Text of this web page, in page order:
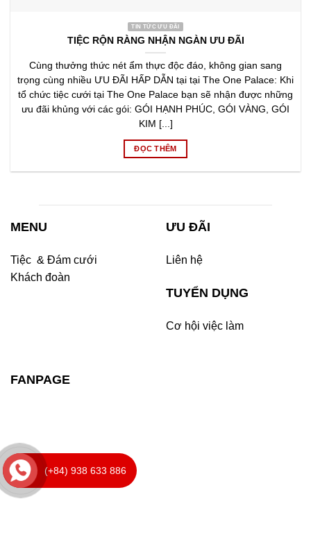
TIN TỨC ƯU ĐÃI
TIỆC RỘN RÀNG NHẬN NGÀN ƯU ĐÃI
Cùng thưởng thức nét ẩm thực độc đáo, không gian sang
trọng cùng nhiều ƯU ĐÃI HẤP DẪN tại tại The One Palace: Khi
tổ chức tiệc cưới tại The One Palace bạn sẽ nhận được những
ưu đãi khủng với các gói: GÓI HẠNH PHÚC, GÓI VÀNG, GÓI
KIM [...]
ĐỌC THÊM
MENU
Tiệc & Đám cưới
Khách đoàn
ƯU ĐÃI
Liên hệ
TUYỂN DỤNG
Cơ hội việc làm
FANPAGE
(+84) 938 633 886